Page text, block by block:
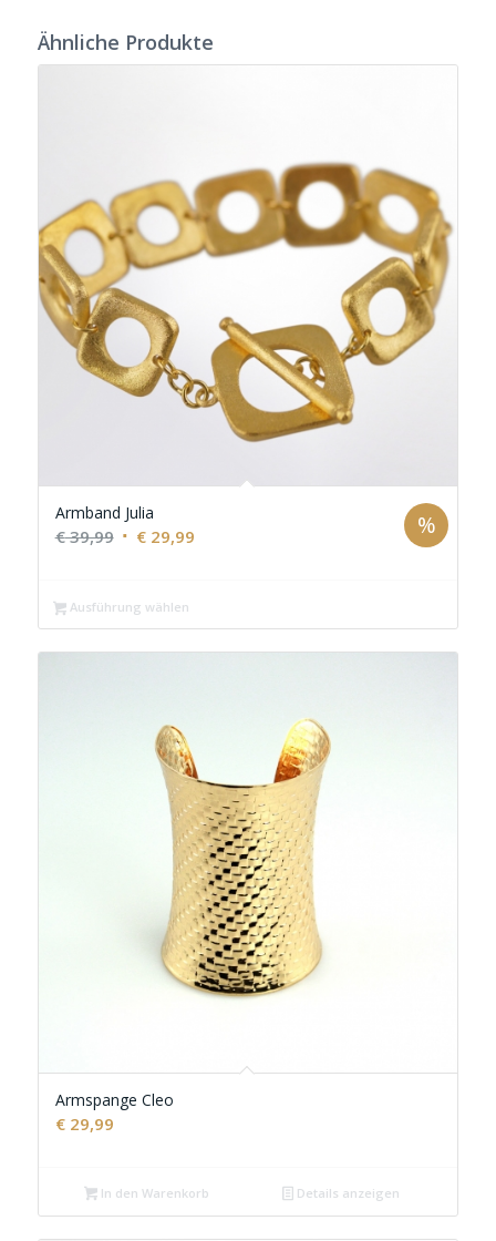
Ähnliche Produkte
Armband Julia
€39,99 Ursprünglicher
€ 39,99
€29,99Aktueller
%
Ausführung wählen
Armspange Cleo
€29,99
In den Warenkorb Details anzeigen